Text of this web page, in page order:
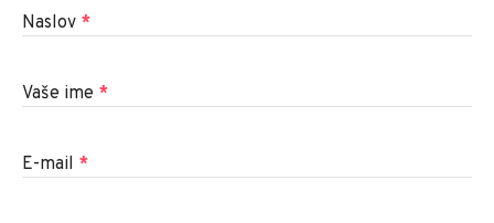
Naslov *
Vaše ime *
E-mail *